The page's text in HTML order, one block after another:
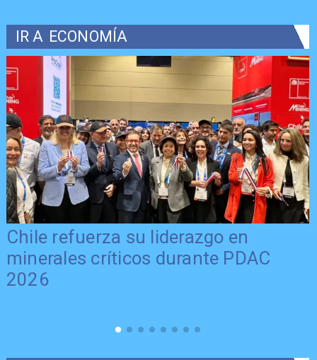
IR A ECONOMÍA
Chile refuerza su liderazgo en
minerales críticos durante PDAC
2026